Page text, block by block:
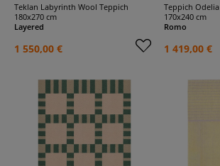
Teklan Labyrinth Wool Teppich
180x270 cm
Layered
1 550,00 €
Teppich Odelia
170x240 cm
Romo
1 419,00 €